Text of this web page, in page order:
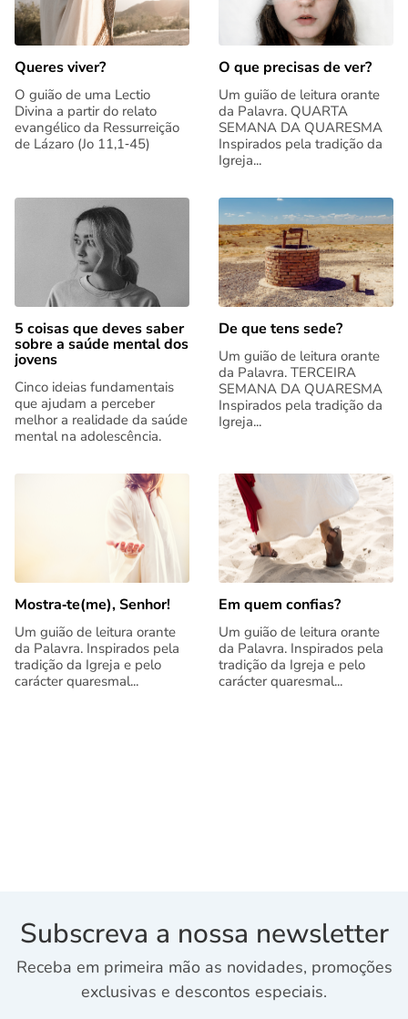
Queres viver?
O guião de uma Lectio
Divina a partir do relato
evangélico da Ressurreição
de Lázaro (Jo 11,1‑45)
O que precisas de ver?
Um guião de leitura orante
da Palavra. QUARTA
SEMANA DA QUARESMA
Inspirados pela tradição da
Igreja...
5 coisas que deves saber
sobre a saúde mental dos
jovens
Cinco ideias fundamentais
que ajudam a perceber
melhor a realidade da saúde
mental na adolescência.
De que tens sede?
Um guião de leitura orante
da Palavra. TERCEIRA
SEMANA DA QUARESMA
Inspirados pela tradição da
Igreja...
Mostra‑te(me), Senhor!
Um guião de leitura orante
da Palavra. Inspirados pela
tradição da Igreja e pelo
carácter quaresmal...
Em quem confias?
Um guião de leitura orante
da Palavra. Inspirados pela
tradição da Igreja e pelo
carácter quaresmal...
Subscreva a nossa newsletter
Receba em primeira mão as novidades, promoções
exclusivas e descontos especiais.